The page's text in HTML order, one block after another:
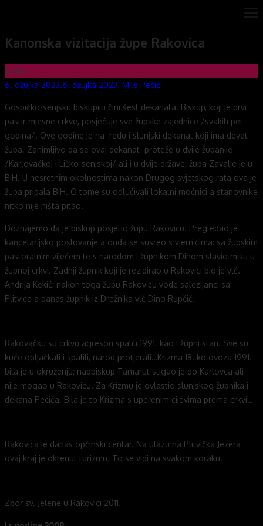
content
Kanonska vizitacija župe Rakovica
6 ožu
Posted
6. ožujka 2023.6. ožujka 2023. Author
Mile Pecić
Gospićko-senjsku biskupiju čini šest dekanata. Biskup, koji je prvi
pastir mjesne crkve, posjećuje sve župske zajednice /svakih pet
godina/. Ove godine je na redu i slunjski dekanat koji ima devet
župa. Zanimljivo da se ovaj dekanat proteže u dvije županije
/Karlovačkoj i Ličko-senjskoj/ ali i u dvije države: župa Zavalje je u
BiH. U nesretnim okolnostima nakon Drugog svjetskog rata ova je
župa pripala BiH. O tome su odlućivali lokalni moćnici a stanovnike
nitko nije ništa pitao.
Doznajemo da je biskup posjetio župu Rakovicu. Pregledao je
kancelarijsko poslovanje a onda se susreo s vjernicima: sa župskim
pastoralnim vijećem te s narodom i župnikom Dinom slavio misu u
župnoj crkvi. Zadnji župnik koji je rezidirao u Rakovici bio je vlč.
Andrija Kekić: nakon toga župu Rakovicu vode salezijanci sa
Plitvica a danas župnik iz Drežnika vlč Dino Rupčić.
Rakovačku su crkvu agresori spalili 1991. kao i župni stan. Sve su
kuće opljačkali i spalili, narod protjerali…Krizma 18. kolovoza 1991.
bila je u okruženju: nadbiskup Tamarut stigao je do Karlovca ali
nije mogao u Rakovicu. Za Krizmu je ovlastio slunjskog župnika i
dekana Pecića. Bila je to Krizma s uperenim cijevima prema crkvi…
Rakovica je danas općinski centar. Na ulazu na Plitvička Jezera
ovaj kraj je okrenut turizmu. To se vidi na svakom koraku.
Zbor sv. Jelene u Rakovici 2011.